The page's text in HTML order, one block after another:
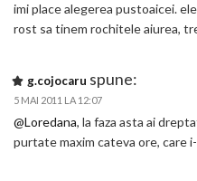
imi place alegerea pustoaicei.
rost sa tinem rochitele aiurea,
g.cojocaru spune:
5 MAI 2011 LA 12:07
@Loredana, la faza asta ai
purtate maxim cateva ore, care